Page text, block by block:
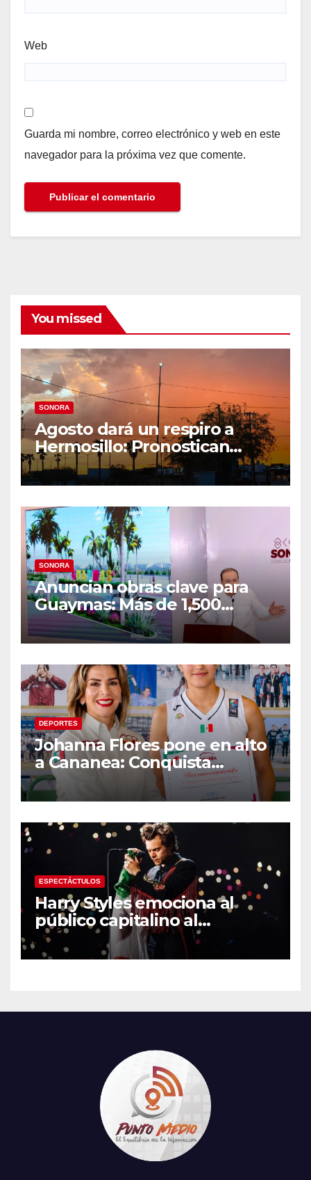
Web
Guarda mi nombre, correo electrónico y web en este
navegador para la próxima vez que comente.
You missed
SONORA
Agosto dará un respiro a
Hermosillo: Pronostican
semana lluviosa y
temperaturas de hasta 34°C
SONORA
Anuncian obras clave para
Guaymas: Más de 1,500
viviendas, modernización del
malecón y nuevo hospital del
DEPORTES
Johanna Flores pone en alto
a Cananea: Conquista
medalla de plata con la
Selección Mexicana Sub-20
Centroamericanos
ESPECTÁCTULOS
Harry Styles emociona al
público capitalino al
interpretar “Cielito Lindo” en
su tercer concierto en la